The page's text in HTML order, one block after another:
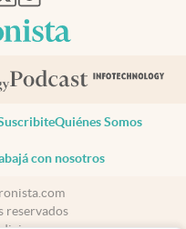
Quiénes Somos
con nosotros
reservados